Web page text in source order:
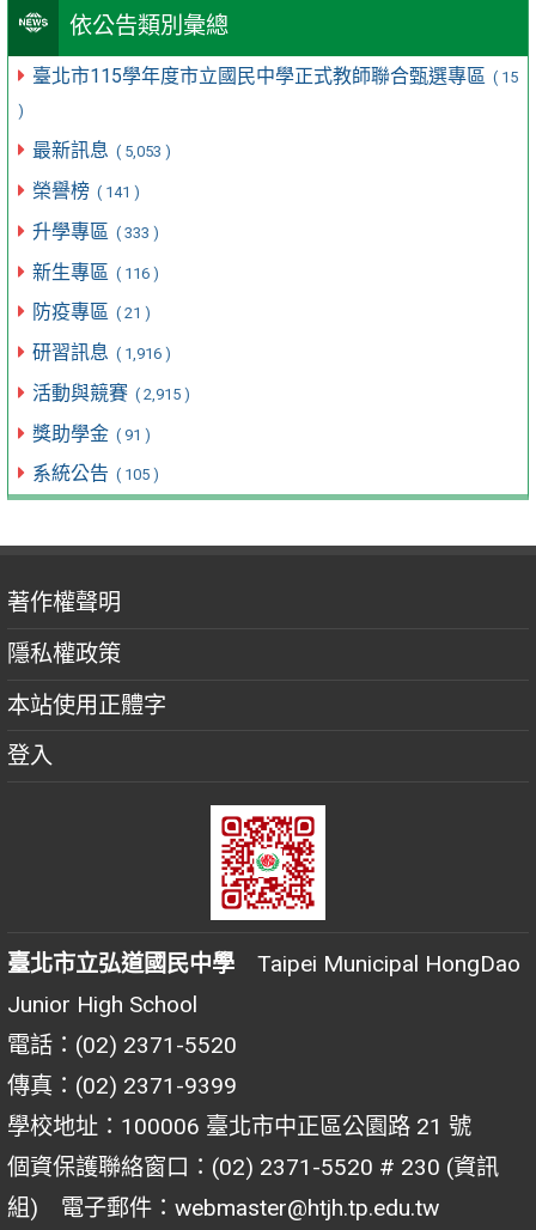
依公告類別彙總
臺北市115學年度市立國民中學正式教師聯合甄選專區 ( 15
)
最新訊息 ( 5,053 )
榮譽榜 ( 141 )
升學專區 ( 333 )
新生專區 ( 116 )
防疫專區 ( 21 )
研習訊息 ( 1,916 )
活動與競賽 ( 2,915 )
獎助學金 ( 91 )
系統公告 ( 105 )
著作權聲明
隱私權政策
本站使用正體字
登入
臺北市立弘道國民中學 Taipei Municipal HongDao
Junior High School
電話：(02) 2371-5520
傳真：(02) 2371-9399
學校地址：100006 臺北市中正區公園路 21 號
個資保護聯絡窗口：(02) 2371-5520 # 230 (資訊
組) 電子郵件：webmaster@htjh.tp.edu.tw